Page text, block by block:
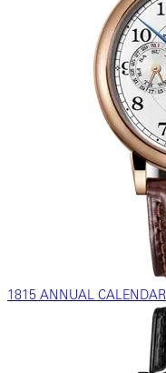
1815 ANNUAL CALENDAR